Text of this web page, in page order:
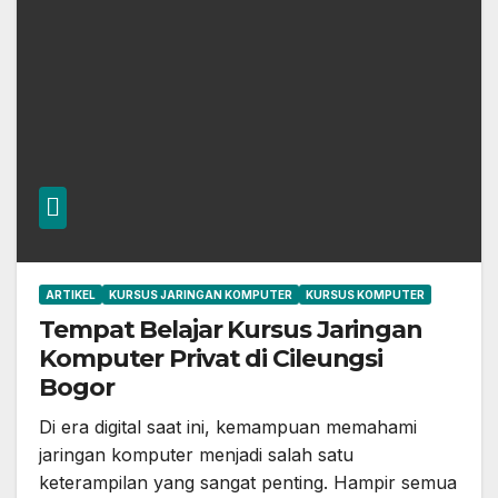
ARTIKEL KURSUS JARINGAN KOMPUTER KURSUS KOMPUTER
Tempat Belajar Kursus Jaringan
Komputer Privat di Cileungsi
Bogor
Di era digital saat ini, kemampuan memahami
jaringan komputer menjadi salah satu
keterampilan yang sangat penting. Hampir semua